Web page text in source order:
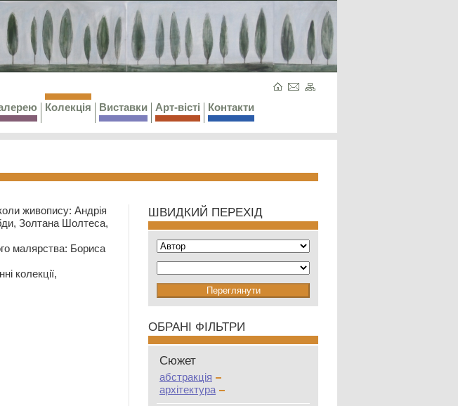
Колекція Виставки Арт-вісті Контакти
живопису: Андрія
Золтана Шолтеса,
малярства: Бориса
колекції,
ШВИДКИЙ ПЕРЕХІД
ОБРАНІ ФІЛЬТРИ
Сюжет
абстракція
архітектура